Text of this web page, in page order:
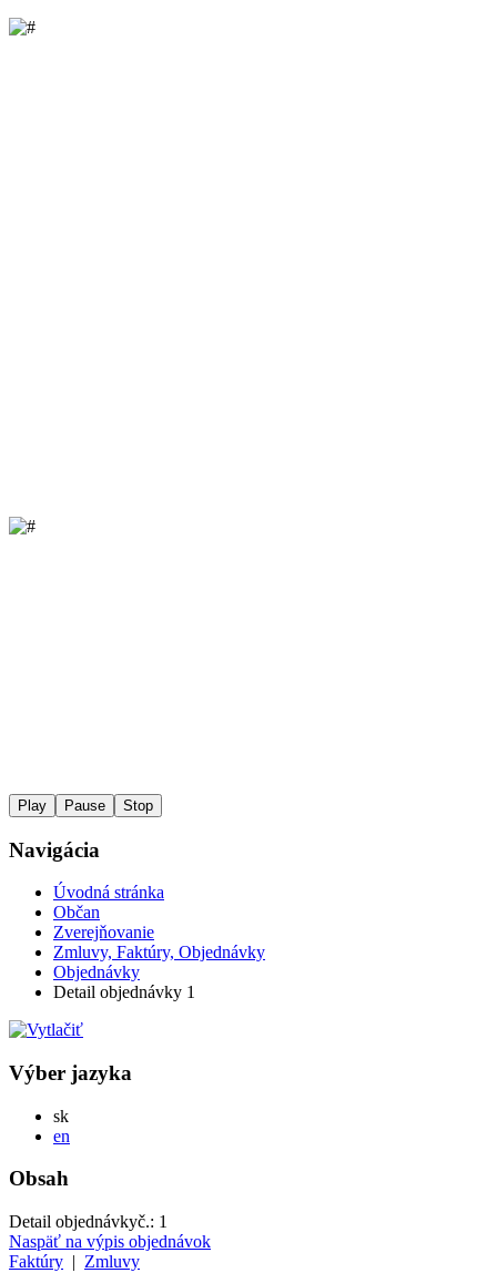
Play Pause Stop
Navigácia
Úvodná stránka
Občan
Zverejňovanie
Zmluvy, Faktúry, Objednávky
Objednávky
Detail objednávky 1
Výber jazyka
skSlovensky
en
Obsah
Detail objednávkyč.: 1
Naspäť na výpis objednávok
Faktúry | Zmluvy